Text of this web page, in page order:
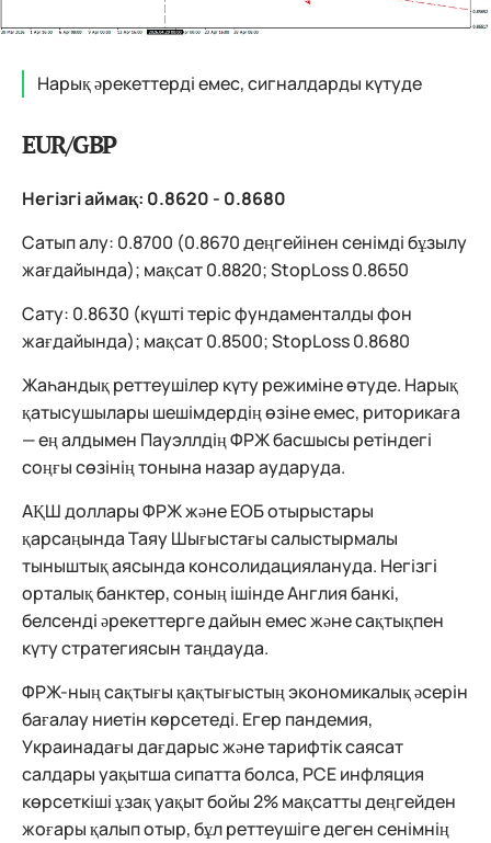
Нарық әрекеттерді емес, сигналдарды күтуде
EUR/GBP
Негізгі аймақ: 0.8620 - 0.8680
Сатып алу: 0.8700 (0.8670 деңгейінен сенімді бұзылу
жағдайында); мақсат 0.8820; StopLoss 0.8650
Сату: 0.8630 (күшті теріс фундаменталды фон
жағдайында); мақсат 0.8500; StopLoss 0.8680
Жаһандық реттеушілер күту режиміне өтуде. Нарық
қатысушылары шешімдердің өзіне емес, риторикаға
— ең алдымен Пауэллдің ФРЖ басшысы ретіндегі
соңғы сөзінің тонына назар аударуда.
АҚШ доллары ФРЖ және ЕОБ отырыстары
қарсаңында Таяу Шығыстағы салыстырмалы
тыныштық аясында консолидациялануда. Негізгі
орталық банктер, соның ішінде Англия банкі,
белсенді әрекеттерге дайын емес және сақтықпен
күту стратегиясын таңдауда.
ФРЖ-ның сақтығы қақтығыстың экономикалық әсерін
бағалау ниетін көрсетеді. Егер пандемия,
Украинадағы дағдарыс және тарифтік саясат
салдары уақытша сипатта болса, PCE инфляция
көрсеткіші ұзақ уақыт бойы 2% мақсатты деңгейден
жоғары қалып отыр, бұл реттеушіге деген сенімнің